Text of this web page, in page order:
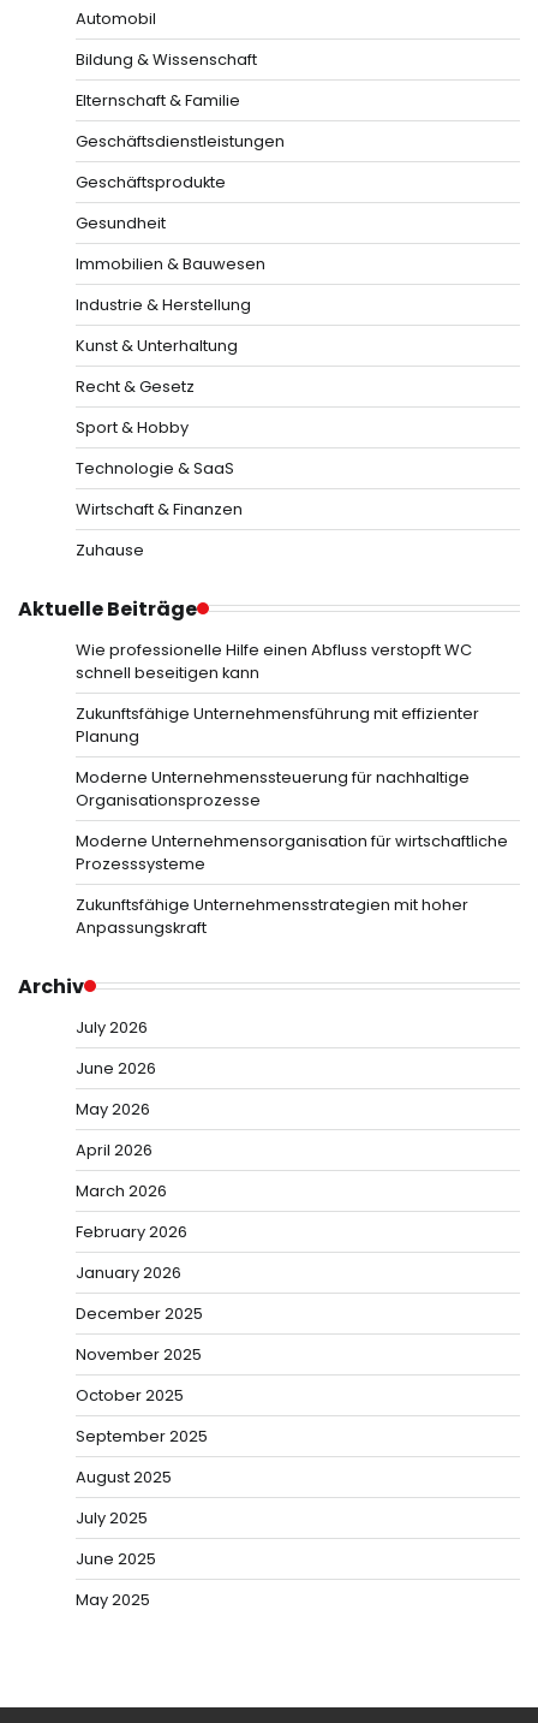
Automobil
Bildung & Wissenschaft
Elternschaft & Familie
Geschäftsdienstleistungen
Geschäftsprodukte
Gesundheit
Immobilien & Bauwesen
Industrie & Herstellung
Kunst & Unterhaltung
Recht & Gesetz
Sport & Hobby
Technologie & SaaS
Wirtschaft & Finanzen
Zuhause
Aktuelle Beiträge
Wie professionelle Hilfe einen Abfluss verstopft WC
schnell beseitigen kann
Zukunftsfähige Unternehmensführung mit effizienter
Planung
Moderne Unternehmenssteuerung für nachhaltige
Organisationsprozesse
Moderne Unternehmensorganisation für wirtschaftliche
Prozesssysteme
Zukunftsfähige Unternehmensstrategien mit hoher
Anpassungskraft
Archiv
July 2026
June 2026
May 2026
April 2026
March 2026
February 2026
January 2026
December 2025
November 2025
October 2025
September 2025
August 2025
July 2025
June 2025
May 2025